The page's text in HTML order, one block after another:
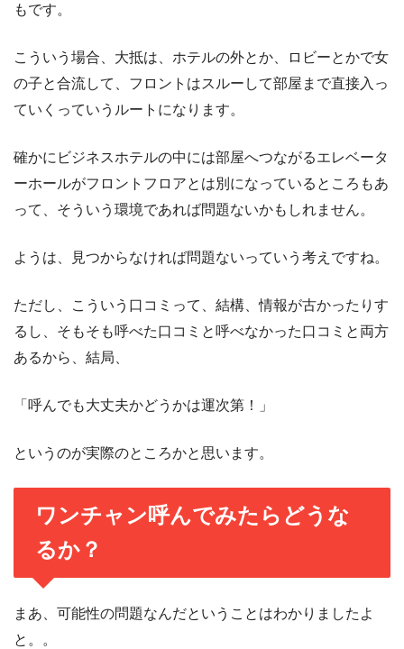
もです。
こういう場合、大抵は、ホテルの外とか、ロビーとかで女
の子と合流して、フロントはスルーして部屋まで直接入っ
ていくっていうルートになります。
確かにビジネスホテルの中には部屋へつながるエレベータ
ーホールがフロントフロアとは別になっているところもあ
って、そういう環境であれば問題ないかもしれません。
ようは、見つからなければ問題ないっていう考えですね。
ただし、こういう口コミって、結構、情報が古かったりす
るし、そもそも呼べた口コミと呼べなかった口コミと両方
あるから、結局、
「呼んでも大丈夫かどうかは運次第！」
というのが実際のところかと思います。
ワンチャン呼んでみたらどうな
るか？
まあ、可能性の問題なんだということはわかりましたよ
と。。